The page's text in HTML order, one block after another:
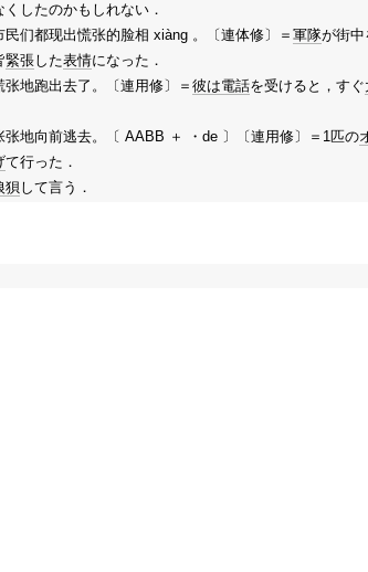
したのかもしれない．
们都现出慌张的脸相 xiàng 。〔連体修〕＝ 軍隊が街中
緊張した表情になった．
地跑出去了。〔連用修〕＝ 彼は電話を受けると，すぐ
地向前逃去。〔 AABB ＋ ・de 〕〔連用修〕＝1匹の
て行った．
狽 して言う．